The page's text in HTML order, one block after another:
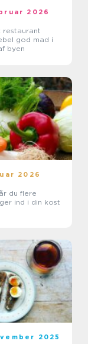
2026
restaurant
mad i
byen
2026
du flere
ind i din kost
2025